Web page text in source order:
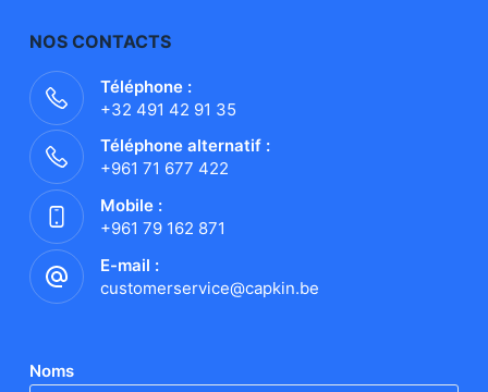
NOS CONTACTS
Téléphone :
+32 491 42 91 35
Téléphone alternatif :
+961 71 677 422
Mobile :
+961 79 162 871
E-mail :
customerservice@capkin.be
Noms